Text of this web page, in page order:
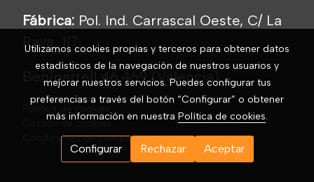
Fábrica: Pol. Ind. Carrascal Oeste, C/ La
Raya, 117
Beniparrell 46.469 (Valencia)
Política de cookies
Gestión de cookies
Condiciones de compra
Utilizamos cookies propias y terceros para obtener datos
estadísticos de la navegación de nuestros usuarios y
mejorar nuestros servicios. Puedes configurar tus
preferencias a través del botón “Configurar” o obtener
más información en nuestra Política de cookies.
Configurar Rechazar Aceptar